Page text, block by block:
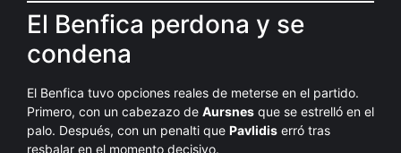
El Benfica perdona y se
condena
El Benfica tuvo opciones reales de meterse en el partido.
Primero, con un cabezazo de Aursnes que se estrelló en el
palo. Después, con un penalti que Pavlidis erró tras
resbalar en el momento decisivo.